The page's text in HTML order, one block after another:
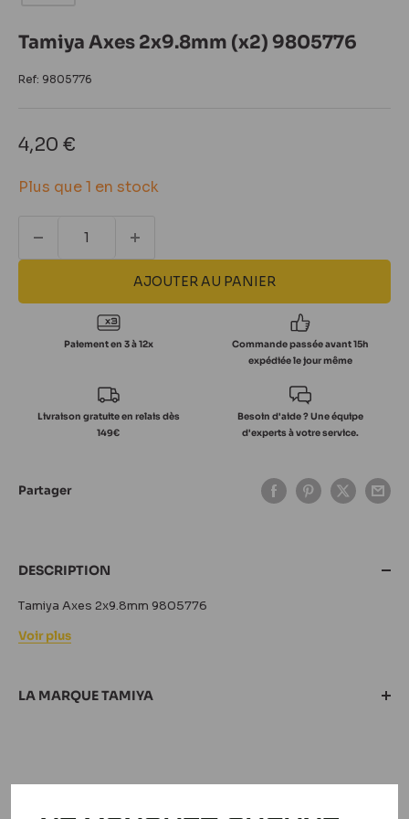
Tamiya Axes 2x9.8mm (x2) 9805776
Ref: 9805776
Prix
4,20 €
Plus que 1 en stock
AJOUTER AU PANIER
Paiement en 3 à 12x
Commande passée avant 15h
expédiée le jour même
Livraison gratuite en relais dès
149€
Besoin d'aide ? Une équipe
d'experts à votre service.
Partager
DESCRIPTION
Tamiya Axes 2x9.8mm 9805776
Voir plus
LA MARQUE TAMIYA